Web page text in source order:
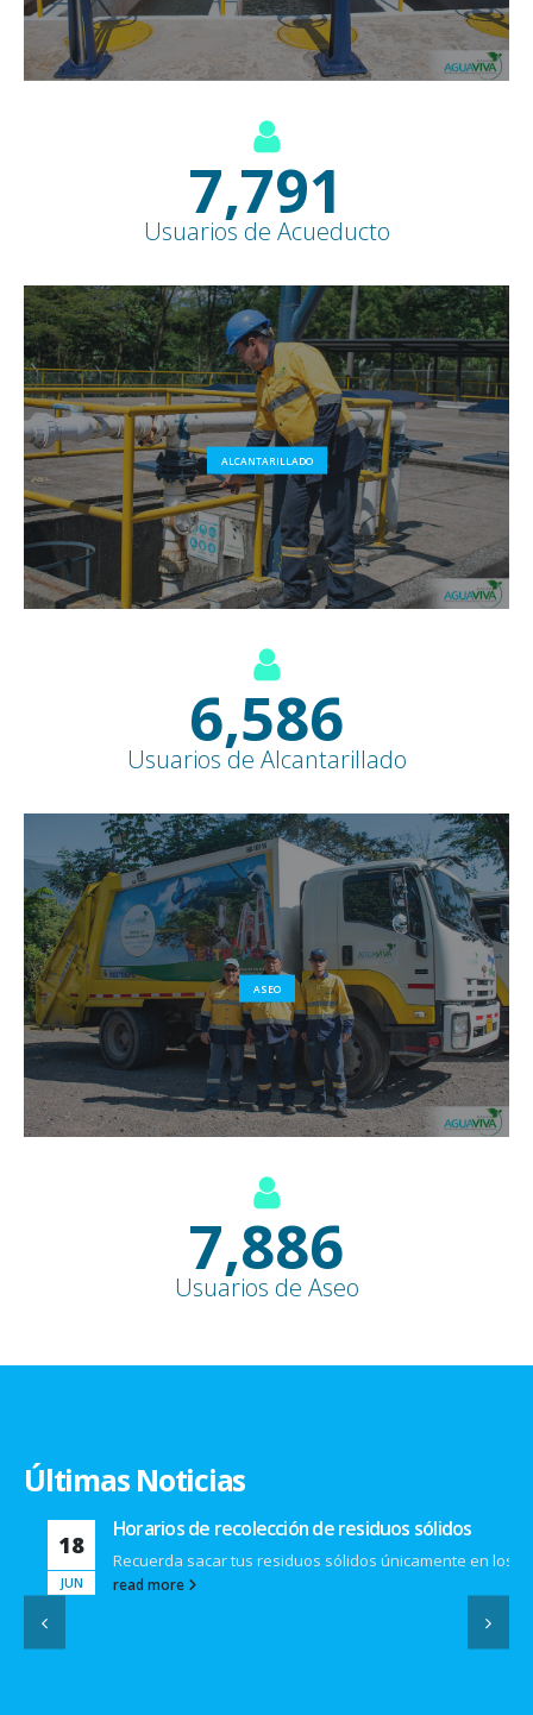
8,500+
Usuarios de Acueducto
ALCANTARILLADO
7,600+
Usuarios de Alcantarillado
ASEO
9,100+
Usuarios de Aseo
Últimas Noticias
18
Horarios de recolección de residuos sólidos
Recuerda sacar tus residuos sólidos únicamente en los...
read more